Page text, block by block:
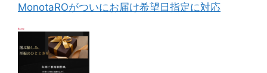
MonotaROがついにお届け希望日指定に対応